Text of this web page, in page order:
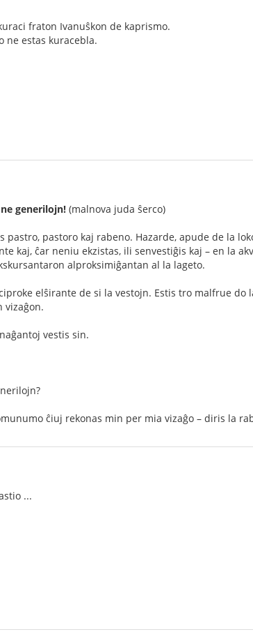
fraton Ivanuŝkon de kaprismo.
ne estas kuracebla.
generilojn! (malnova juda ŝerco)
pastro, pastoro kaj rabeno. Hazarde, apude de la
kaj, ĉar neniu ekzistas, ili senvestiĝis kaj – en la
alproksimiĝantan al la lageto.
elŝirante de si la vestojn. Estis tro malfrue do
vizaĝon.
vestis sin.
ĉiuj rekonas min per mia vizaĝo – diris la
...